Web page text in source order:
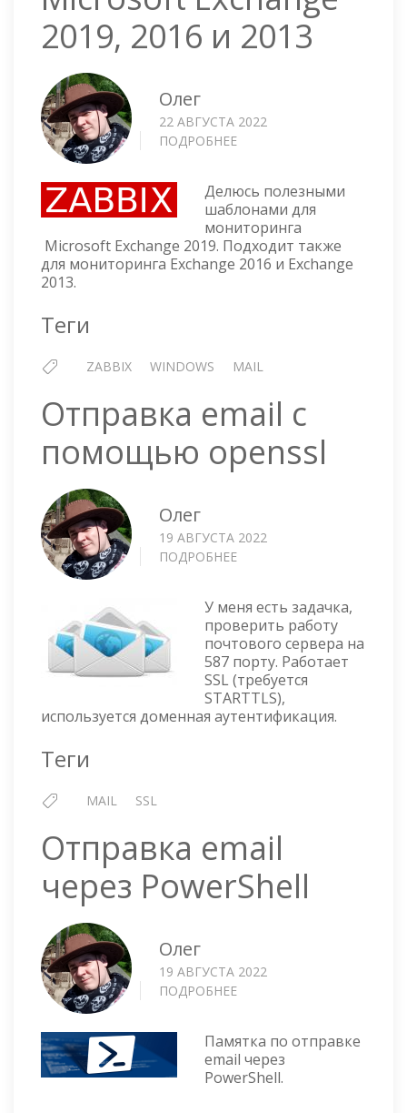
2019, 2016 и 2013
Олег
22 АВГУСТА 2022
ПОДРОБНЕЕ
ДЛЯ
МОНИТОРИНГА
MICROSOFT
EXCHANGE
2019,
Делюсь полезными
шаблонами для
мониторинга
Microsoft Exchange 2019. Подходит также
для мониторинга Exchange 2016 и Exchange
2013.
Теги
ZABBIX WINDOWS MAIL
Отправка email с
помощью openssl
Олег
19 АВГУСТА 2022
ПОДРОБНЕЕ
С
ПОМОЩЬЮ
OPENSSL
У меня есть задачка,
проверить работу
почтового сервера на
587 порту. Работает
SSL (требуется
STARTTLS),
используется доменная аутентификация.
Теги
MAIL SSL
Отправка email
через PowerShell
Олег
19 АВГУСТА 2022
ПОДРОБНЕЕ
ЧЕРЕЗ
POWERSHELL
Памятка по отправке
email через
PowerShell.